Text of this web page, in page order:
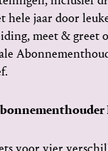
hele jaar door
meet & greet